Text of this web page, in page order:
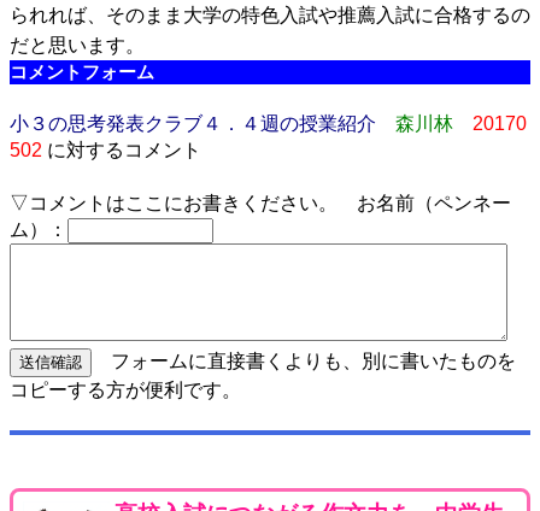
られれば、そのまま大学の特色入試や推薦入試に合格するの
だと思います。
コメントフォーム
小３の思考発表クラブ４．４週の授業紹介 森川林
20170
502 に対するコメント
▽コメントはここにお書きください。 お名前（ペンネー
ム）：
フォームに直接書くよりも、別に書いたものを
コピーする方が便利です。